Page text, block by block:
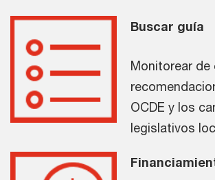
Buscar guía
Monitorear de
OCDE y los
legislativos